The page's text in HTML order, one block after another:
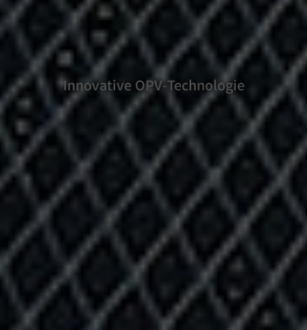
Innovative OPV-Technologie